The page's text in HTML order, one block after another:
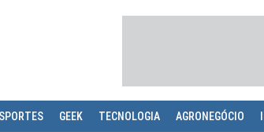
GEEK TECNOLOGIA AGRONEGÓCIO